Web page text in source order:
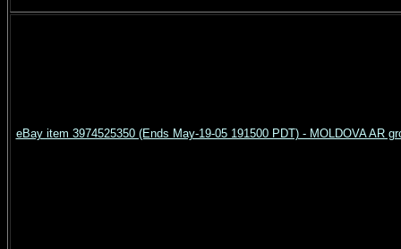
eBay item 3974525350 (Ends May-19-05 191500 PDT) - MOLDOVA AR